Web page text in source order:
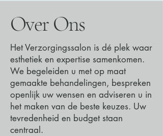
Over Ons
Het Verzorgingssalon is dé plek waar
esthetiek en expertise samenkomen.
We begeleiden u met op maat
gemaakte behandelingen, bespreken
openlijk uw wensen en adviseren u in
het maken van de beste keuzes. Uw
tevredenheid en budget staan
centraal.